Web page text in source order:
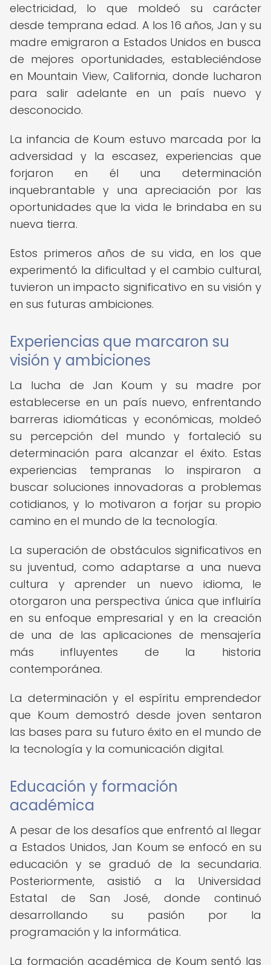
electricidad, lo que moldeó su carácter
desde temprana edad. A los 16 años, Jan y su
madre emigraron a Estados Unidos en busca
de mejores oportunidades, estableciéndose
en Mountain View, California, donde lucharon
para salir adelante en un país nuevo y
desconocido.
La infancia de Koum estuvo marcada por la
adversidad y la escasez, experiencias que
forjaron en él una determinación
inquebrantable y una apreciación por las
oportunidades que la vida le brindaba en su
nueva tierra.
Estos primeros años de su vida, en los que
experimentó la dificultad y el cambio cultural,
tuvieron un impacto significativo en su visión y
en sus futuras ambiciones.
Experiencias que marcaron su
visión y ambiciones
La lucha de Jan Koum y su madre por
establecerse en un país nuevo, enfrentando
barreras idiomáticas y económicas, moldeó
su percepción del mundo y fortaleció su
determinación para alcanzar el éxito. Estas
experiencias tempranas lo inspiraron a
buscar soluciones innovadoras a problemas
cotidianos, y lo motivaron a forjar su propio
camino en el mundo de la tecnología.
La superación de obstáculos significativos en
su juventud, como adaptarse a una nueva
cultura y aprender un nuevo idioma, le
otorgaron una perspectiva única que influiría
en su enfoque empresarial y en la creación
de una de las aplicaciones de mensajería
más influyentes de la historia
contemporánea.
La determinación y el espíritu emprendedor
que Koum demostró desde joven sentaron
las bases para su futuro éxito en el mundo de
la tecnología y la comunicación digital.
Educación y formación
académica
A pesar de los desafíos que enfrentó al llegar
a Estados Unidos, Jan Koum se enfocó en su
educación y se graduó de la secundaria.
Posteriormente, asistió a la Universidad
Estatal de San José, donde continuó
desarrollando su pasión por la
programación y la informática.
La formación académica de Koum sentó las